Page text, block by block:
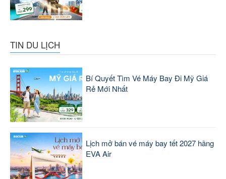
TIN DU LỊCH
Bí Quyết Tìm Vé Máy Bay Đi Mỹ Giá
Rẻ Mới Nhất
Lịch mở bán vé máy bay tết 2027 hãng
EVA Air